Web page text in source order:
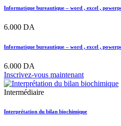
Informatique bureautique – word , excel ,
6.000 DA
Informatique bureautique – word , excel ,
6.000 DA
Inscrivez-vous maintenant
Intermédiaire
Interprétation du bilan biochimique